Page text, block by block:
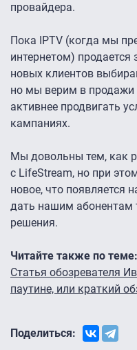
провайдера.
Пока IPTV (когда мы
интернетом) продается
новых клиентов
но мы верим в продажи
активнее продвигать
кампаниях.
Мы довольны тем, как
с LifeStream, но при
новое, что появляется
дать нашим абонентам
решения.
Читайте также по теме:
Статья обозревателя
паутине, или краткий
Поделиться: